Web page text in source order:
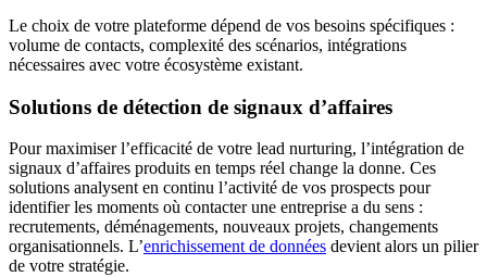
Le choix de votre plateforme dépend de vos besoins spécifiques :
volume de contacts, complexité des scénarios, intégrations
nécessaires avec votre écosystème existant.
Solutions de détection de signaux d’affaires
Pour maximiser l’efficacité de votre lead nurturing, l’intégration de
signaux d’affaires produits en temps réel change la donne. Ces
solutions analysent en continu l’activité de vos prospects pour
identifier les moments où contacter une entreprise a du sens :
recrutements, déménagements, nouveaux projets, changements
organisationnels. L’enrichissement de données devient alors un pilier
de votre stratégie.